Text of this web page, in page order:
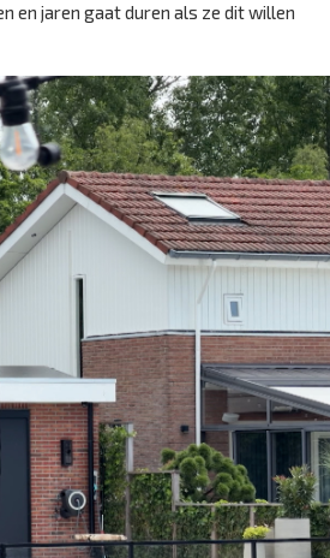
en jaren gaat duren als ze dit willen